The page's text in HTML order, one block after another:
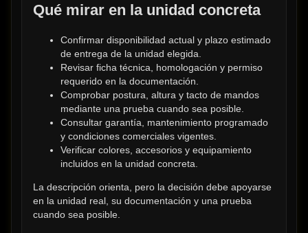
Qué mirar en la unidad concreta
Confirmar disponibilidad actual y plazo estimado
de entrega de la unidad elegida.
Revisar ficha técnica, homologación y permiso
requerido en la documentación.
Comprobar postura, altura y tacto de mandos
mediante una prueba cuando sea posible.
Consultar garantía, mantenimiento programado
y condiciones comerciales vigentes.
Verificar colores, accesorios y equipamiento
incluidos en la unidad concreta.
La descripción orienta, pero la decisión debe apoyarse
en la unidad real, su documentación y una prueba
cuando sea posible.